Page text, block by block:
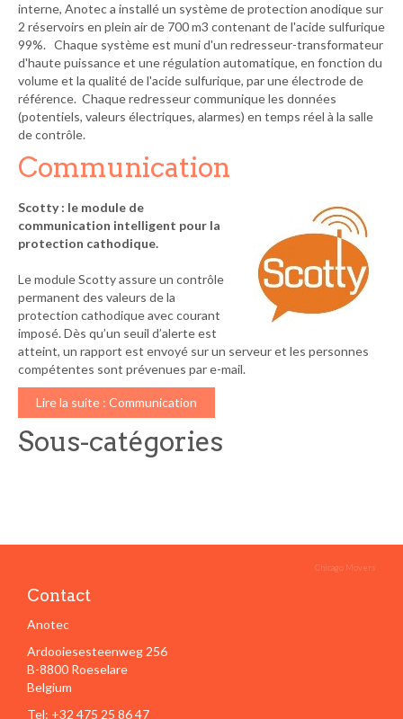
interne, Anotec a installé un système de protection anodique sur
2 réservoirs en plein air de 700 m3 contenant de l'acide sulfurique
99%. Chaque système est muni d'un redresseur-transformateur
d'haute puissance et une régulation automatique, en fonction du
volume et la qualité de l'acide sulfurique, par une électrode de
référence. Chaque redresseur communique les données
(potentiels, valeurs électriques, alarmes) en temps réel à la salle
de contrôle.
Communication
Scotty : le module de
communication intelligent pour la
protection cathodique.
Le module Scotty assure un contrôle
permanent des valeurs de la
protection cathodique avec courant
imposé. Dès qu’un seuil d’alerte est
atteint, un rapport est envoyé sur un serveur et les personnes
compétentes sont prévenues par e-mail.
Lire la suite : Communication
Sous-catégories
Chicago Movers
Contact
Anotec
Ardooiesesteenweg 256
B-8800 Roeselare
Belgium
Tel: +32 475 25 86 47